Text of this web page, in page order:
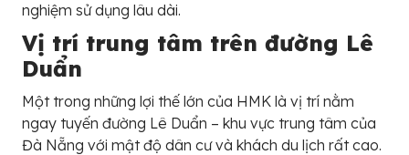
nghiệm sử dụng lâu dài.
Vị trí trung tâm trên đường Lê
Duẩn
Một trong những lợi thế lớn của HMK là vị trí nằm
ngay tuyến đường Lê Duẩn – khu vực trung tâm của
Đà Nẵng với mật độ dân cư và khách du lịch rất cao.